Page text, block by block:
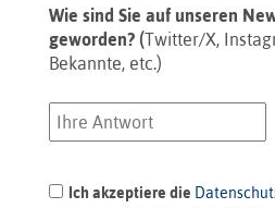
Wie sind Sie auf unseren
geworden? (Twitter/X,
Bekannte, etc.)
Ich akzeptiere die